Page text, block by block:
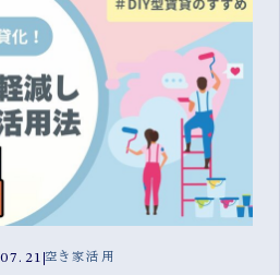
空き家活用